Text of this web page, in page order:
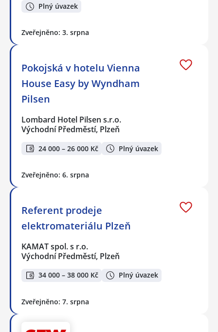
Plný úvazek
Zveřejněno: 3. srpna
Pokojská v hotelu Vienna
House Easy by Wyndham
Pilsen
Lombard Hotel Pilsen s.r.o.
Východní Předměstí, Plzeň
24 000 – 26 000 Kč Plný úvazek
Zveřejněno: 6. srpna
Referent prodeje
elektromateriálu Plzeň
KAMAT spol. s r.o.
Východní Předměstí, Plzeň
34 000 – 38 000 Kč Plný úvazek
Zveřejněno: 7. srpna